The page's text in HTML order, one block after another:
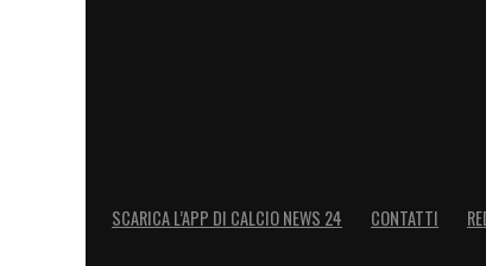
SCARICA L’APP DI CALCIO NEWS 24 CONTATTI